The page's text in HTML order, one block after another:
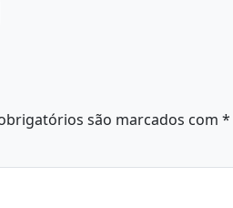
são marcados com *